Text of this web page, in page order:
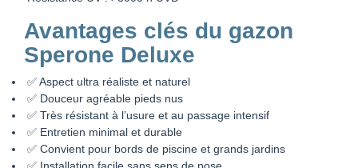
Avantages clés du gazon
Sperone Deluxe
✅ Aspect ultra réaliste et naturel
✅ Douceur agréable pieds nus
✅ Très résistant à l’usure et au passage intensif
✅ Entretien minimal et durable
✅ Convient pour bords de piscine et grands jardins